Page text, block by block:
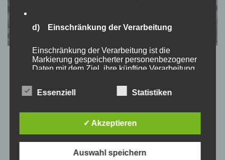
TEATIMESTORIES
So wie du jetzt bist – und nicht
anders!
aktualisiert am März 26, 2023
Warum ergreifen wir oft die Flucht sobald wir die kleinste
Verbundenheit verspüren? Warum ist es wie ein Zwang sich
d) Einschränkung der Verarbeitung
Einschränkung der Verarbeitung ist die
Markierung gespeicherter personenbezogener
Daten mit dem Ziel, ihre künftige Verarbeitung
Profiling ist jede Art der automatisierten
Verarbeitung personenbezogener Daten, die
darin besteht, dass diese personenbezogenen
Essenziell Statistiken
✓ Akzeptieren
Auswahl speichern